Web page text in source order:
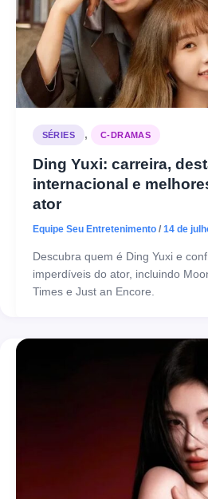
SÉRIES , C-DRAMAS
Ding Yuxi: carreira,
internacional e
ator
Equipe Seu Entretenimento / 14 de
Descubra quem é Ding Yuxi e
imperdíveis do ator, incluindo
Times e Just an Encore.